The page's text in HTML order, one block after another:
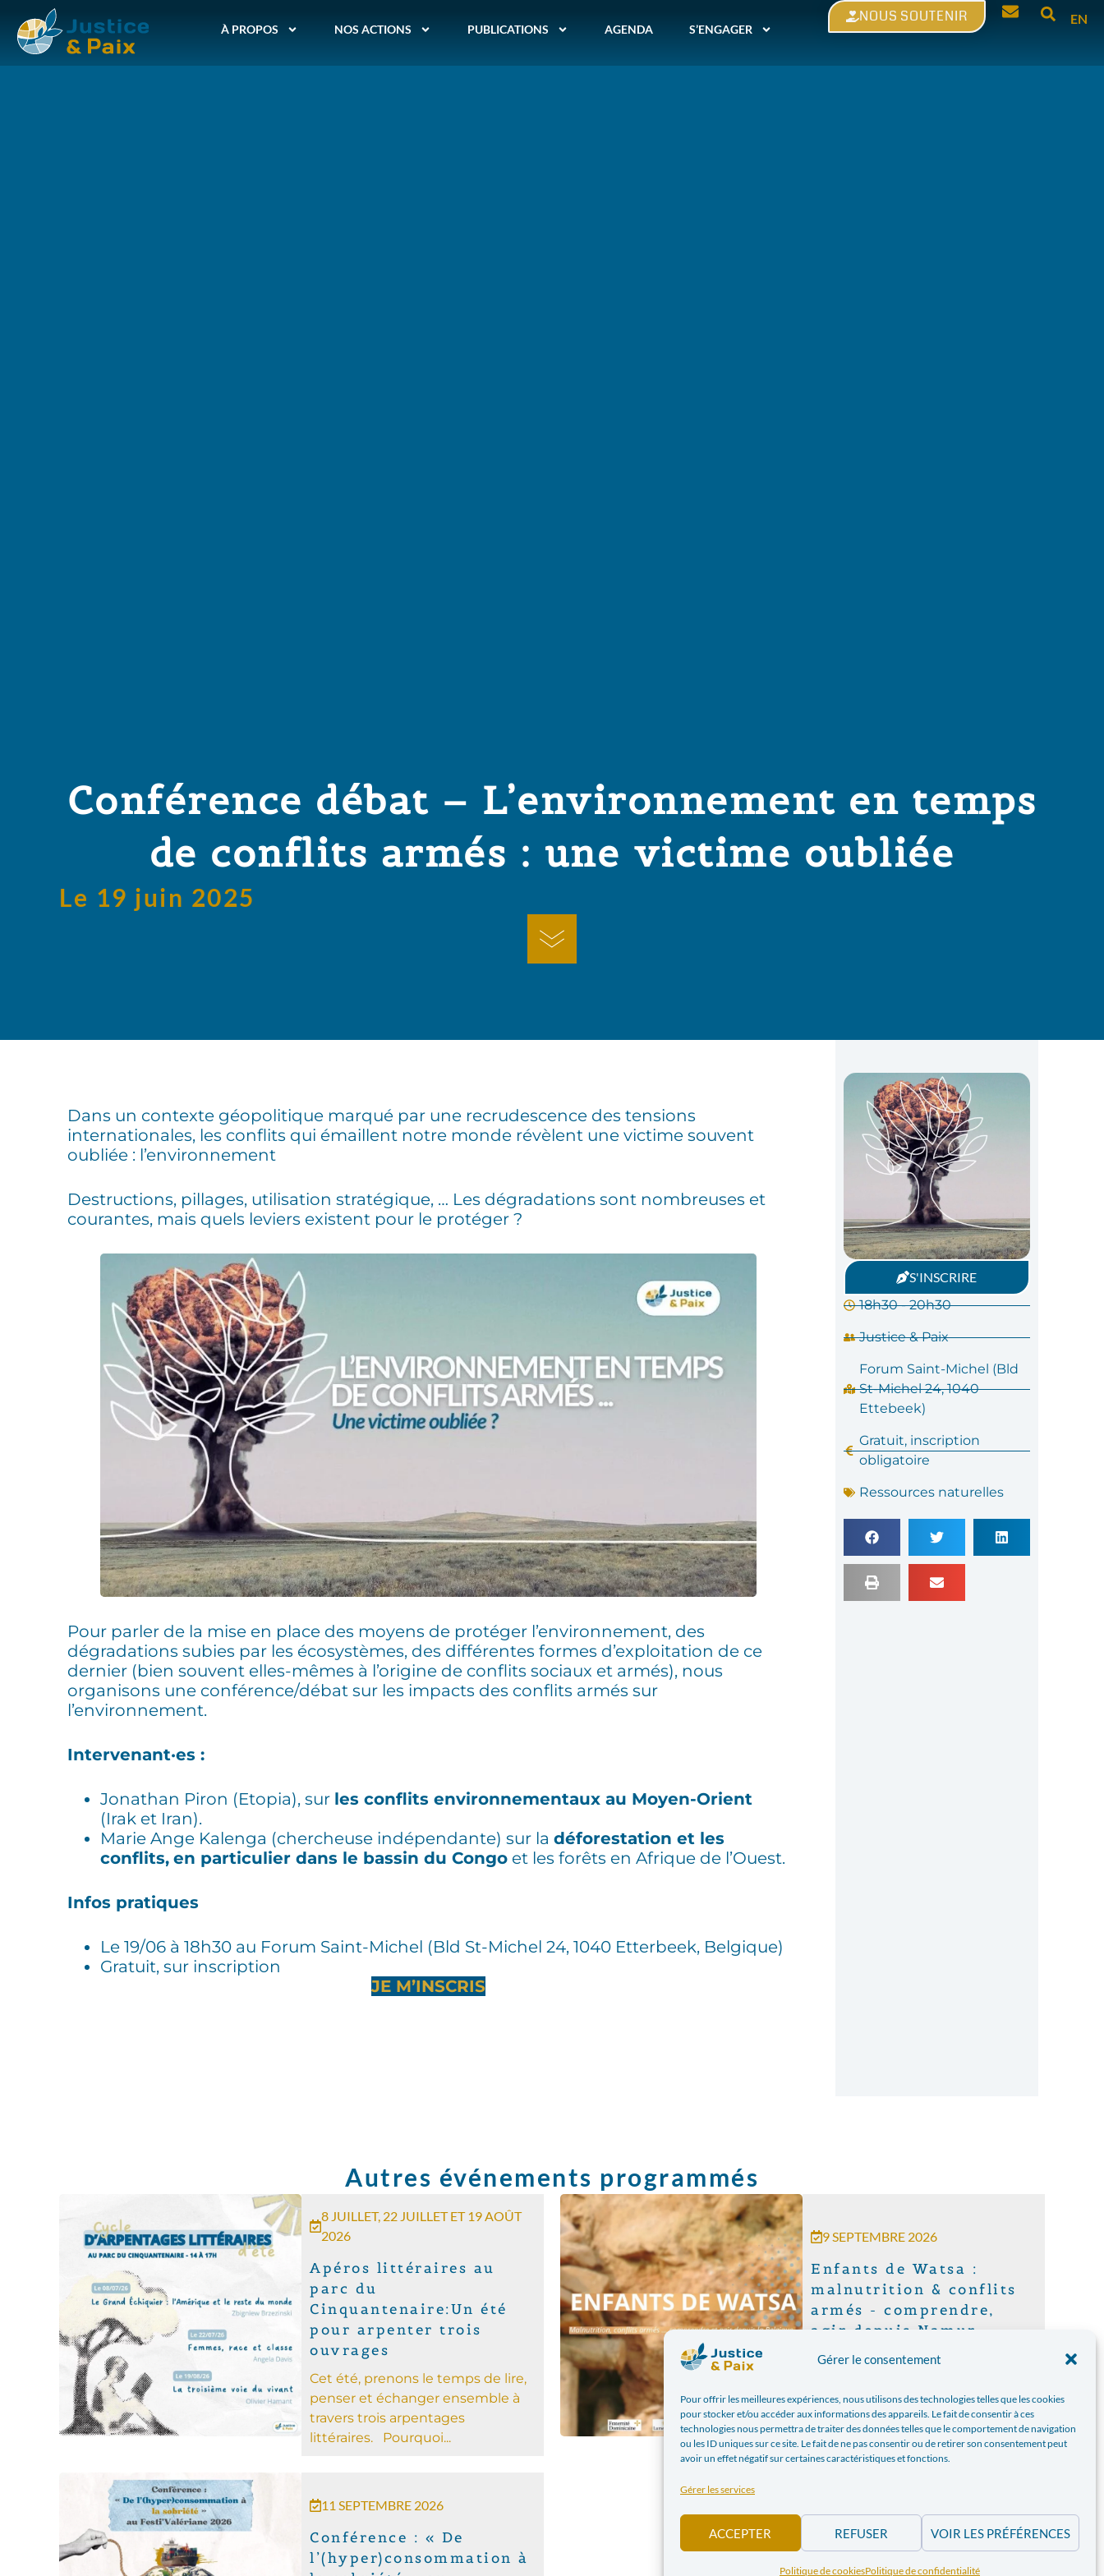
Gérer le consentement
Pour offrir les meilleures expériences, nous utilisons des technologies telles que les cookies
pour stocker et/ou accéder aux informations des appareils. Le fait de consentir à ces
technologies nous permettra de traiter des données telles que le comportement de navigation
ou les ID uniques sur ce site. Le fait de ne pas consentir ou de retirer son consentement peut
avoir un effet négatif sur certaines caractéristiques et fonctions.
Gérer les services
ACCEPTER REFUSER VOIR LES PRÉFÉRENCES
Politique de cookiesPolitique de confidentialité
À PROPOS NOS ACTIONS PUBLICATIONS AGENDA S’ENGAGER
NOUS SOUTENIR EN
Conférence débat – L’environnement en temps
de conflits armés : une victime oubliée
Le 19 juin 2025
Dans un contexte géopolitique marqué par une recrudescence des tensions
internationales, les conflits qui émaillent notre monde révèlent une victime souvent
oubliée : l’environnement
Destructions, pillages, utilisation stratégique, … Les dégradations sont nombreuses et
courantes, mais quels leviers existent pour le protéger ?
Pour parler de la mise en place des moyens de protéger l’environnement, des
dégradations subies par les écosystèmes, des différentes formes d’exploitation de ce
dernier (bien souvent elles-mêmes à l’origine de conflits sociaux et armés), nous
organisons une conférence/débat sur les impacts des conflits armés sur
l’environnement.
Intervenant·es :
Jonathan Piron (Etopia), sur les conflits environnementaux au Moyen-Orient
(Irak et Iran).
Marie Ange Kalenga (chercheuse indépendante) sur la déforestation et les
conflits, en particulier dans le bassin du Congo et les forêts en Afrique de l’Ouest.
Infos pratiques
Le 19/06 à 18h30 au Forum Saint-Michel (Bld St-Michel 24, 1040 Etterbeek, Belgique)
Gratuit, sur inscription
JE M’INSCRIS
S'INSCRIRE
18h30 - 20h30
Justice & Paix
Forum Saint-Michel (Bld
St-Michel 24, 1040
Ettebeek)
Gratuit, inscription
obligatoire
Ressources naturelles
Autres événements programmés
8 JUILLET, 22 JUILLET ET 19 AOÛT
2026
Apéros littéraires au
parc du
Cinquantenaire:Un été
pour arpenter trois
ouvrages
Cet été, prenons le temps de lire,
penser et échanger ensemble à
travers trois arpentages
littéraires. Pourquoi...
9 SEPTEMBRE 2026
Enfants de Watsa :
malnutrition & conflits
armés - comprendre,
agir depuis Namur
Une conférence pour
RD Congo de nombreux enfants
sont confronté·es...
11 SEPTEMBRE 2026
Conférence : « De
l’(hyper)consommation à